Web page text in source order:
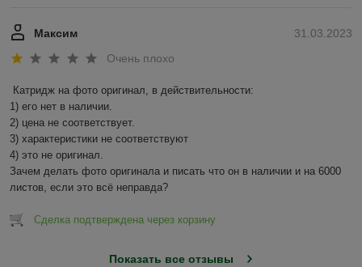
31.03.2023
Максим
Очень плохо
Катридж на фото оригинал, в действительности:
1) его нет в наличии.
2) цена не соответствует.
3) характеристики не соответствуют
4) это не оригинал.
Зачем делать фото оригинала и писать что он в наличии и на 6000
листов, если это всё неправда?
Сделка подтверждена через корзину
Показать все отзывы